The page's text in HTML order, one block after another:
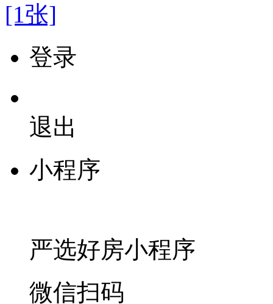
[1张]
登录
退出
小程序
严选好房小程序
微信扫码